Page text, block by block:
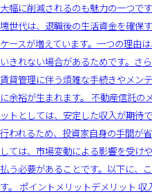
大幅に削減されるのも魅力の一つで
塊世代は、退職後の生活資金を確保
ケースが増えています。一つの理由
いきれない場合があるためです。さ
賃貸管理に伴う煩雑な手続きやメン
に余裕が生まれます。 不動産信託の
ットとしては、安定した収入が期待
行われるため、投資家自身の手間が
しては、市場変動による影響を受け
払う必要があることです。以下に、
す。 ポイントメリットデメリット